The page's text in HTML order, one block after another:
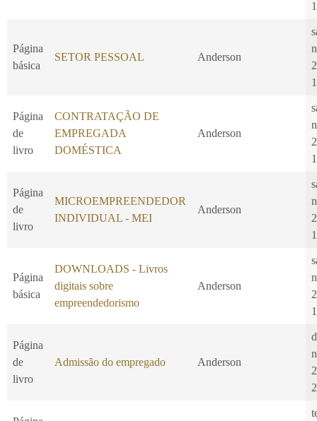
Página
básica
SETOR PESSOAL Anderson
Página
de
livro
CONTRATAÇÃO DE
EMPREGADA
DOMÉSTICA
Anderson
Página
de
livro
MICROEMPREENDEDOR
INDIVIDUAL - MEI
Anderson
Página
básica
DOWNLOADS - Livros
digitais sobre
empreendedorismo
Anderson
Página
de
livro
Admissão do empregado Anderson